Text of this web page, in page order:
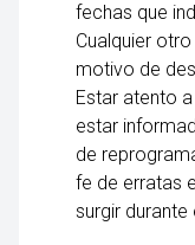
fechas que
Cualquier
motivo de
Estar atento
estar
de
fe de erratas
surgir